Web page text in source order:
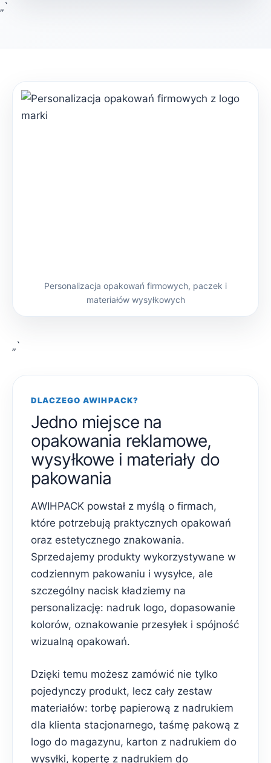
„`
Personalizacja opakowań firmowych, paczek i
materiałów wysyłkowych
„`
DLACZEGO AWIHPACK?
Jedno miejsce na
opakowania reklamowe,
wysyłkowe i materiały do
pakowania
AWIHPACK powstał z myślą o firmach,
które potrzebują praktycznych opakowań
oraz estetycznego znakowania.
Sprzedajemy produkty wykorzystywane w
codziennym pakowaniu i wysyłce, ale
szczególny nacisk kładziemy na
personalizację: nadruk logo, dopasowanie
kolorów, oznakowanie przesyłek i spójność
wizualną opakowań.
Dzięki temu możesz zamówić nie tylko
pojedynczy produkt, lecz cały zestaw
materiałów: torbę papierową z nadrukiem
dla klienta stacjonarnego, taśmę pakową z
logo do magazynu, karton z nadrukiem do
wysyłki, kopertę z nadrukiem do